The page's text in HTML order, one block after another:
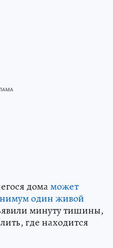
домаможет
один живой
минуту тишины,
где находится